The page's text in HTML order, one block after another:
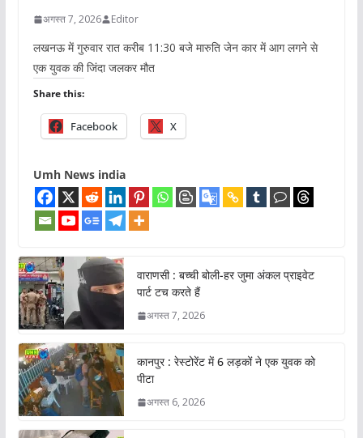
अगस्त 7, 2026 Editor
लखनऊ में गुरुवार रात करीब 11:30 बजे मारुति जेन कार में आग लगने से
एक युवक की जिंदा जलकर मौत
Share this:
Facebook X
Umh News india
वाराणसी : बच्ची बोली-हर जुमा अंकल प्राइवेट
पार्ट टच करते हैं
अगस्त 7, 2026
कानपुर : रेस्टोरेंट में 6 लड़कों ने एक युवक को
पीटा
अगस्त 6, 2026